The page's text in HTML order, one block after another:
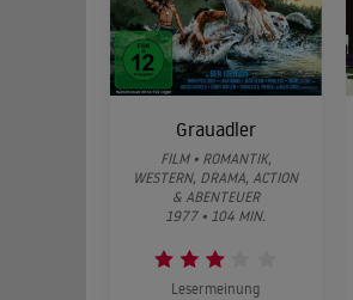
Grauadler
FILM • ROMANTIK,
WESTERN, DRAMA, ACTION
& ABENTEUER
1977 • 104 MIN.
Lesermeinung